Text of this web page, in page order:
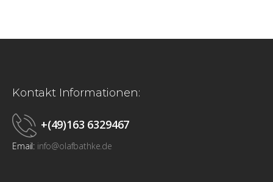
Kontakt Informationen:
+(49)163 6329467
Email: info@olafbathke.de